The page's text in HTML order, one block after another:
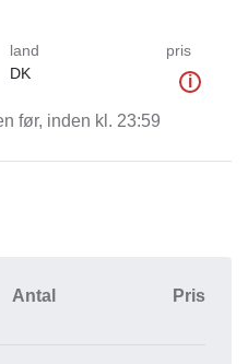
land
DK
pris
i
før, inden kl. 23:59
Antal Pris